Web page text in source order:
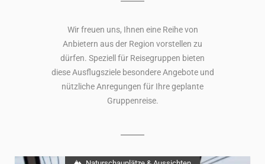
Wir freuen uns, Ihnen eine Reihe von
Anbietern aus der Region vorstellen zu
dürfen. Speziell für Reisegruppen bieten
diese Ausflugsziele besondere Angebote und
nützliche Anregungen für Ihre geplante
Gruppenreise.